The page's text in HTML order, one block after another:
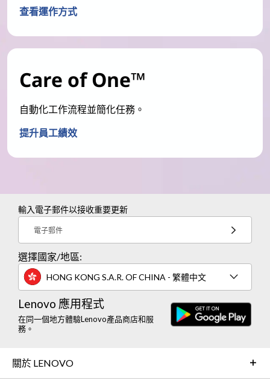
查看運作方式
Care of One™
自動化工作流程並簡化任務。
提升員工績效
輸入電子郵件以接收重要更新
電子郵件
選擇國家/地區:
HONG KONG S.A.R. OF CHINA - 繁體中文
Lenovo 應用程式
在同一個地方體驗Lenovo產品商店和服
務。
關於 LENOVO